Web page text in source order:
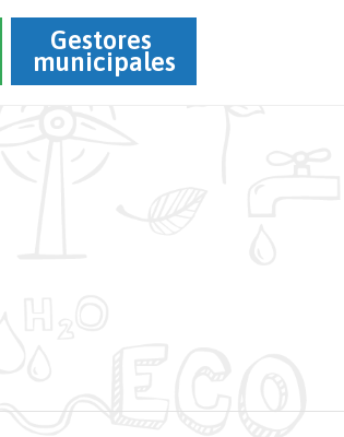
Gestores
municipales